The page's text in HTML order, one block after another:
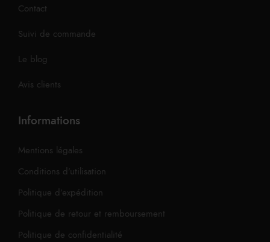
Contact
Suivi de commande
Le blog
Avis clients
Informations
Mentions légales
Conditions d’utilisation
Politique d’expédition
Politique de retour et remboursement
Politique de confidentialité